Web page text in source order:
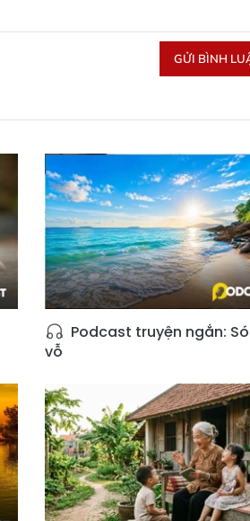
GỬI BÌNH
Podcast truyện ngắn:
vỗ